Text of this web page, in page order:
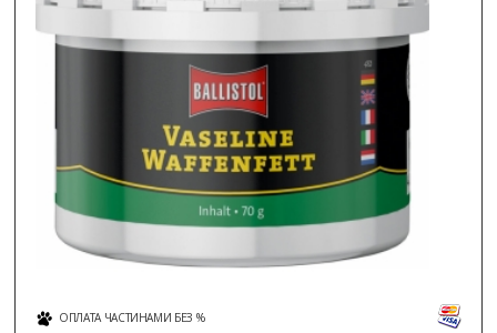
ОПЛАТА ЧАСТИНАМИ БЕЗ %